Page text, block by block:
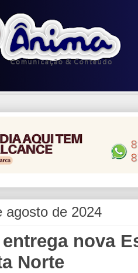
agosto de 2024
nova
Norte